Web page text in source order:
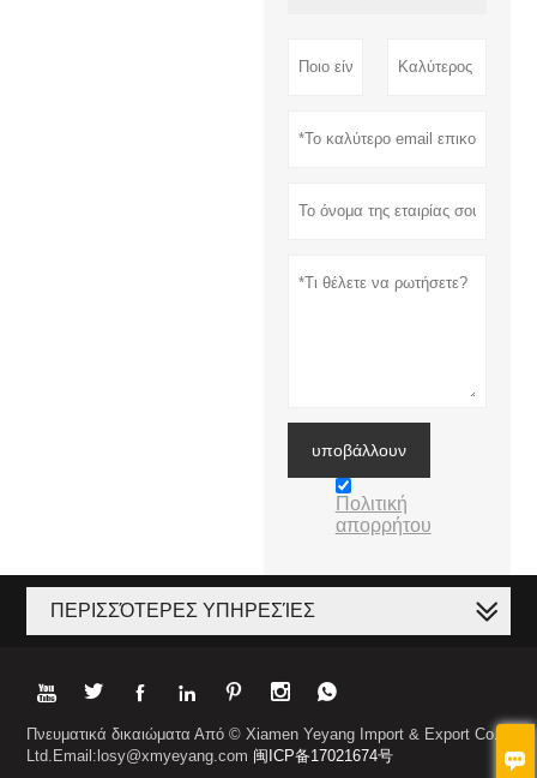

υποβάλλουν
Πολιτική
απορρήτου
ΠΕΡΙΣΣΌΤΕΡΕΣ ΥΠΗΡΕΣΊΕΣ
      
Πνευματικά δικαιώματα Από © Xiamen Yeyang Import & Export Co.,
Ltd.Email:losy@xmyeyang.com 闽ICP备17021674号